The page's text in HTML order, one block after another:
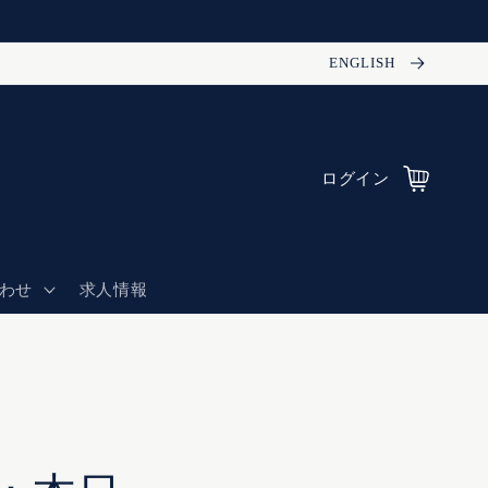
ENGLISH
せ 求人情報
ログイン
カー
ト